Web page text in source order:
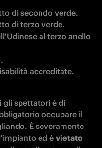
di secondo verde.
di terzo verde.
al terzo anello
accreditate.
gli spettatori è di
occupare il
È severamente
ed è vietato